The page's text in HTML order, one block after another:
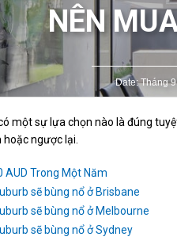
NÊN
Date:Tháng
một sự lựa chọn nào là đúng
ngược lại.
AUD Trong Một Năm
sẽ bùng nổ ở Brisbane
sẽ bùng nổ ở Melbourne
sẽ bùng nổ ở Sydney